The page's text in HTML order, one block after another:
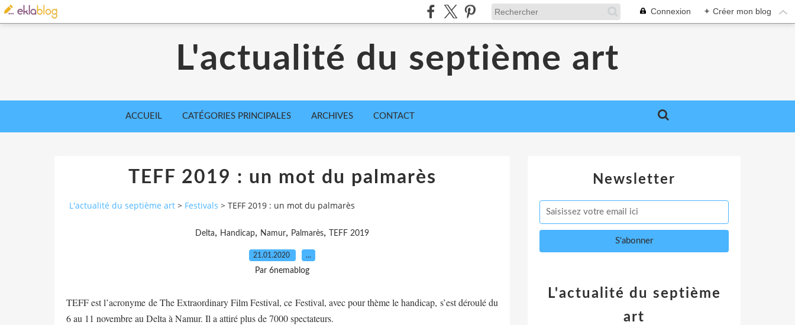
Connexion + Créer mon blog
L'actualité du septième art
ACCUEIL CATÉGORIES PRINCIPALES ARCHIVES CONTACT
TEFF 2019 : un mot du palmarès
L'actualité du septième art > Festivals > TEFF 2019 : un mot du palmarès
Delta, Handicap, Namur, Palmarès, TEFF 2019
21.01.2020 …
Par 6nemablog
TEFF est l’acronyme de The Extraordinary Film Festival, ce Festival, avec pour thème le handicap, s’est déroulé du
6 au 11 novembre au Delta à Namur. Il a attiré plus de 7000 spectateurs.
Newsletter
L'actualité du septième
art